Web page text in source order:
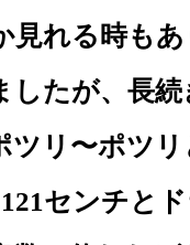
見れる時も
したが、長
ツリ〜ポツ
センチと